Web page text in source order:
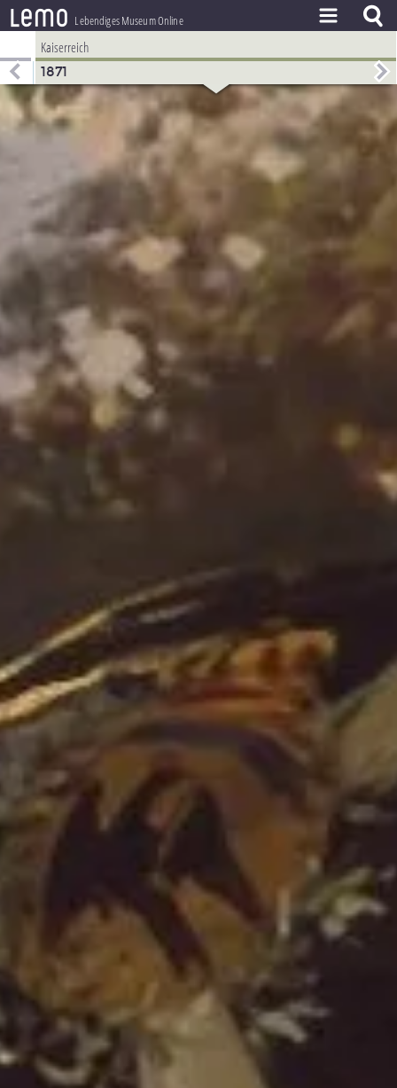
lemo Lebendiges Museum Online
ZEITSTRAHL
THEMEN
ZEITZEUGEN
LERNEN
PROJEKT
Kaiserreich
1871